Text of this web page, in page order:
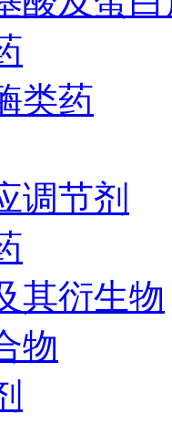
类药
调节剂
其衍生物
物